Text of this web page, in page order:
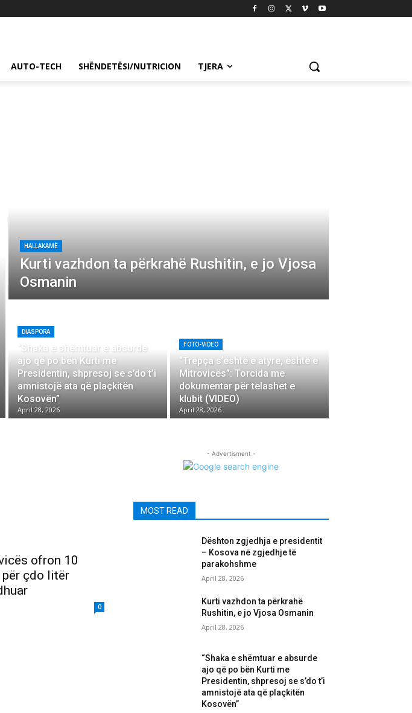
AUTO-TECH SHËNDETËSI/NUTRICION TJERA
HALLAKAMË
Kurti vazhdon ta përkrahë Rushitin, e jo Vjosa
Osmanin
DIASPORA
“Shaka e shëmtuar e absurde
ajo që po bën Kurti me
Presidentin, shpresoj se s’do t’i
amnistojë ata që plaçkitën
Kosovën”
April 28, 2026
FOTO-VIDEO
“Trepça s’është e atyre, është e
Mitrovicës”: Torcida me
dokumentar për telashet e
klubit (VIDEO)
April 28, 2026
ofron 10
çdo litër
0
- Advertisment -
MOST READ
Dështon zgjedhja e presidentit
– Kosova në zgjedhje të
parakohshme
April 28, 2026
Kurti vazhdon ta përkrahë
Rushitin, e jo Vjosa Osmanin
April 28, 2026
“Shaka e shëmtuar e absurde
ajo që po bën Kurti me
Presidentin, shpresoj se s’do t’i
amnistojë ata që plaçkitën
Kosovën”